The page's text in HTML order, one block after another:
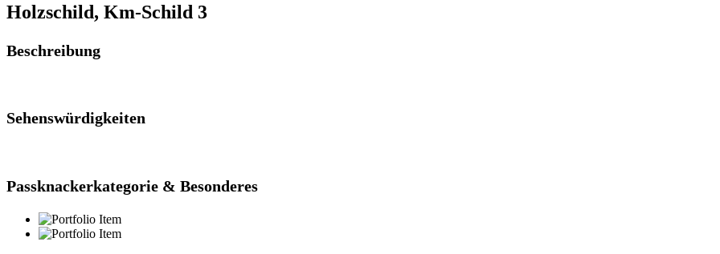
Holzschild, Km-Schild 3
Beschreibung
Sehenswürdigkeiten
Passknackerkategorie & Besonderes